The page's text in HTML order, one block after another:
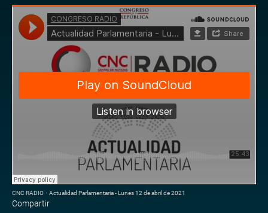
CNC RADIO · Actualidad Parlamentaria - Lunes 12 de abril de 2021
Compartir